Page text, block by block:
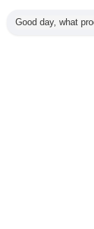
همه محصولات
Good day, what